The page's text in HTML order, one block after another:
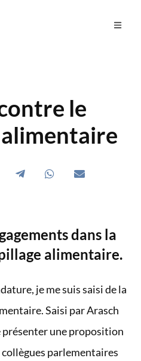
le
dans la
alimentaire.
je me suis saisi de la
Saisi par Arasch
présenter une proposition
collègues parlementaires